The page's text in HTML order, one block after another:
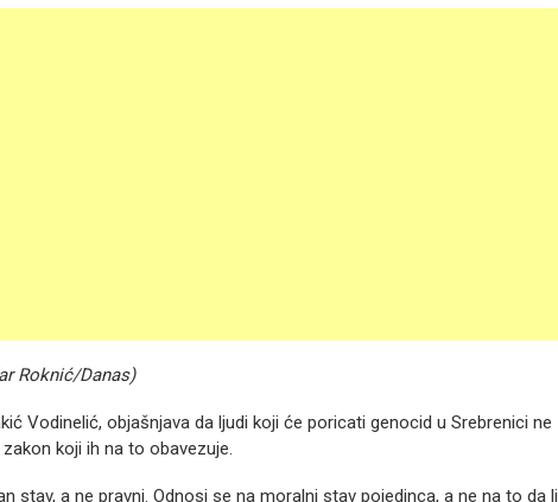
Roknić/Danas)
Vodinelić, objašnjava da ljudi koji će poricati genocid u Srebrenici ne
koji ih na to obavezuje.
stav, a ne pravni. Odnosi se na moralni stav pojedinca, a ne na to da li